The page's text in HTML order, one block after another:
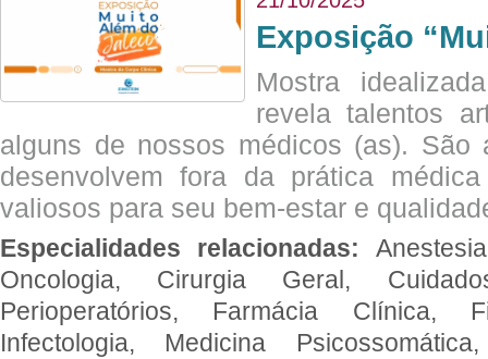
Exposição
Mostra
revela talentos
alguns de nossos médicos (as). São
desenvolvem fora da prática
valiosos para seu bem-estar e
Especialidades relacionadas:
Oncologia, Cirurgia Geral,
Perioperatórios, Farmácia Clínica,
Infectologia, Medicina